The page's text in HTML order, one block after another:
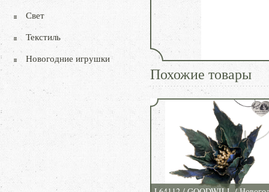
Похожие товары
Свет
Текстиль
Новогодние игрушки